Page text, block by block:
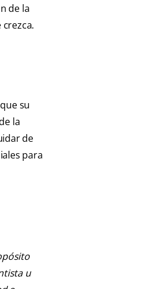
de la
su
la
de
para
u